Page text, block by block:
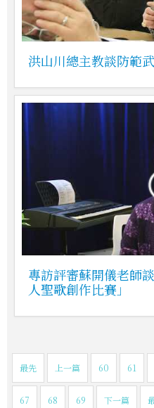
洪山川總主教談防範
專訪評審蘇開儀老師
人聖歌創作比賽」
最先 上一篇 60 61
67 68 69 下一篇